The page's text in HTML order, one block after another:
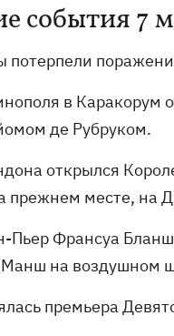
события 7
потерпели
в Каракорум
де Рубруком.
открылся
прежнем месте, на
Пьер Франсуа
на воздушном
премьера